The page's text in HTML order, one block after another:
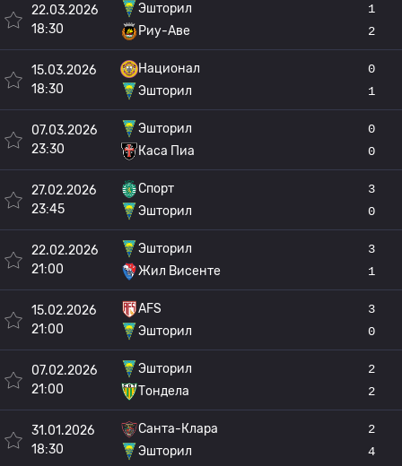
22.03.2026
18:30
Эшторил
Риу-Аве
1
2
15.03.2026
18:30
Национал
Эшторил
0
1
07.03.2026
23:30
Эшторил
Каса Пиа
0
0
27.02.2026
23:45
Спорт
Эшторил
3
0
22.02.2026
21:00
Эшторил
Жил Висенте
3
1
15.02.2026
21:00
AFS
Эшторил
3
0
07.02.2026
21:00
Эшторил
Тондела
2
2
31.01.2026
18:30
Санта-Клара
Эшторил
2
4